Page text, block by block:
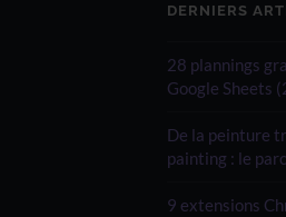
DERNIERS
28 plannings
Google Sheets
De la peinture
painting : le
9 extensions